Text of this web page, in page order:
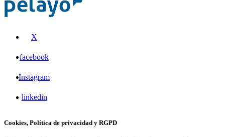
X
facebook
Instagram
linkedin
Cookies, Política de privacidad y RGPD